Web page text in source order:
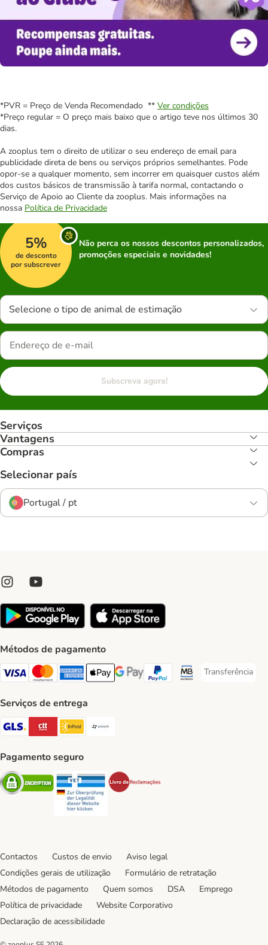
*PVR = Preço de Venda Recomendado ** Ver condições
*Preço regular = O preço mais baixo que o artigo teve nos últimos 30
dias.
A zooplus tem o direito de utilizar o seu endereço de email para
publicidade direta de bens ou serviços próprios semelhantes. Pode
opor-se a qualquer momento, sem incorrer em quaisquer custos além
dos custos básicos de transmissão à tarifa normal, contactando o
Serviço de Apoio ao Cliente da zooplus. Mais informações na
nossa Política de Privacidade
5%
de desconto
por subscrever
Não perca os nossos descontos personalizados,
promoções especiais e novidades!
Selecione o tipo de animal de estimação
Subscreva agora!
Serviços
Vantagens
Compras
Selecionar país
Portugal / pt
Métodos de pagamento
Visa Payment Method
Mastercard Payment Method
American Express Payment Method
Apple Pay Payment Method
Google Pay Payment Method
PayPal Payment Method
Multibanco Payment
Transferência
Transferência
Serviços de entrega
GLS Shipping Method
CTTExpress Shipping Method
InPost Shipping Method
Pagamento seguro
Security Security
Contactos Custos de envio
Aviso legal
Condições gerais de utilização
Formulário de retratação
Métodos de pagamento
Quem somos DSA
Emprego
Política de privacidade
Website Corporativo
Declaração de acessibilidade